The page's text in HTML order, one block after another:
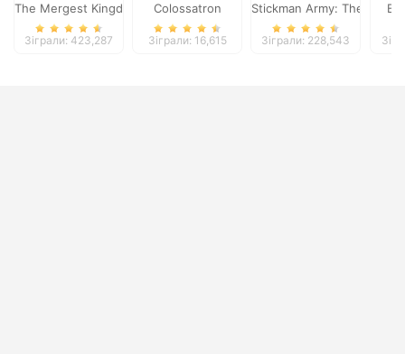
The Mergest Kingdom
Зіграли: 423,287
Colossatron
Зіграли: 16,615
Stickman Army: The
Зіграли: 228,543